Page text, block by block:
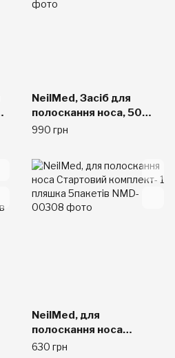
NeilMed, Засіб для
полоскання носа, 50
пакетиків + пляшка, 1
990 грн
NeilMed, для
полоскання носа
Стартовий комплект- 1
630 грн